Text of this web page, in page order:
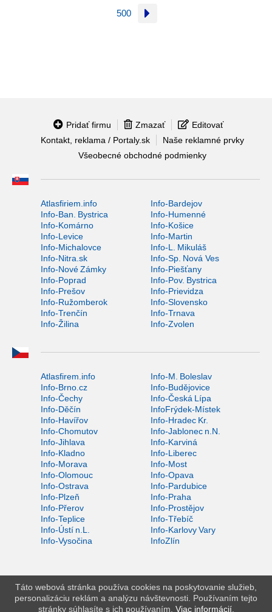
500
Pridať firmu Zmazať
Editovať
Kontakt, reklama / Portaly.sk
Naše reklamné prvky
Všeobecné obchodné podmienky
Atlasfiriem.info
Info-Bardejov
Info-Ban. Bystrica
Info-Humenné
Info-Komárno
Info-Košice
Info-Levice
Info-Martin
Info-Michalovce
Info-L. Mikuláš
Info-Nitra.sk
Info-Sp. Nová Ves
Info-Nové Zámky
Info-Piešťany
Info-Poprad
Info-Pov. Bystrica
Info-Prešov
Info-Prievidza
Info-Ružomberok
Info-Slovensko
Info-Trenčín
Info-Trnava
Info-Žilina
Info-Zvolen
Atlasfirem.info
Info-M. Boleslav
Info-Brno.cz
Info-Budějovice
Info-Čechy
Info-Česká Lípa
Info-Děčín
InfoFrýdek-Místek
Info-Havířov
Info-Hradec Kr.
Info-Chomutov
Info-Jablonec n.N.
Info-Jihlava
Info-Karviná
Info-Kladno
Info-Liberec
Info-Morava
Info-Most
Info-Olomouc
Info-Opava
Info-Ostrava
Info-Pardubice
Info-Plzeň
Info-Praha
Info-Přerov
Info-Prostějov
Info-Teplice
Info-Třebíč
Info-Ústí n.L.
Info-Karlovy Vary
Info-Vysočina
InfoZlín
Táto webová stránka používa cookies na poskytovanie služieb,
personalizáciu reklám a analýzu návštevnosti. Používaním tejto
stránky súhlasíte s ich používaním. Viac informácií.